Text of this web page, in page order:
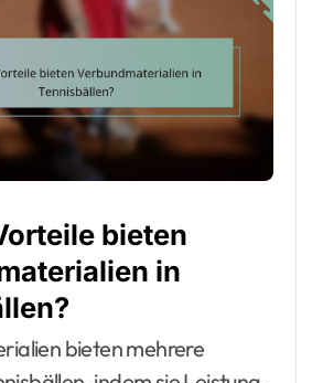
bieten
in
bieten mehrere